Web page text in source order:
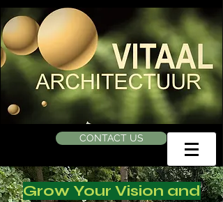
CONTACT US
Grow Your Vision and